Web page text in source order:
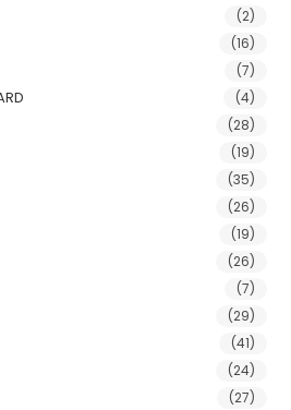
(2)
(16)
(7)
(4)
(28)
(19)
(35)
(26)
(19)
(26)
(7)
(29)
(41)
(24)
(27)